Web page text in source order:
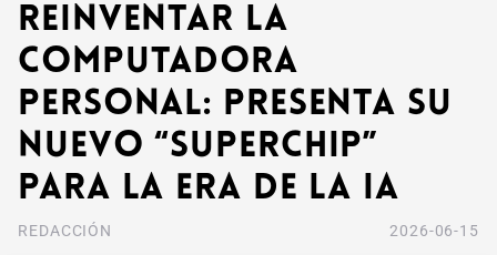
REINVENTAR LA
COMPUTADORA
PERSONAL: PRESENTA SU
NUEVO “SUPERCHIP”
PARA LA ERA DE LA IA
REDACCIÓN 2026-06-15